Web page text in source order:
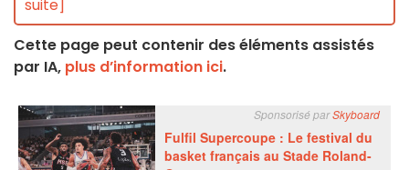
suite]
Cette page peut contenir des éléments assistés
par IA, plus d’information ici.